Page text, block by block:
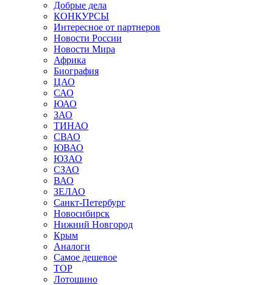
Добрые дела
КОНКУРСЫ
Интересное от партнеров
Новости России
Новости Мира
Африка
Биография
ЦАО
САО
ЮАО
ЗАО
ТИНАО
СВАО
ЮВАО
ЮЗАО
СЗАО
ВАО
ЗЕЛАО
Санкт-Петербург
Новосибирск
Нижний Новгород
Крым
Аналоги
Самое дешевое
TOP
Лотошино